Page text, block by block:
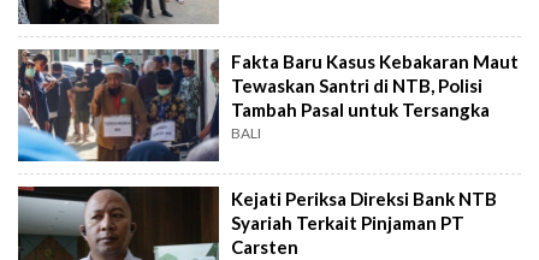
Fakta Baru Kasus Kebakaran Maut
Tewaskan Santri di NTB, Polisi
Tambah Pasal untuk Tersangka
BALI
Kejati Periksa Direksi Bank NTB
Syariah Terkait Pinjaman PT
Carsten